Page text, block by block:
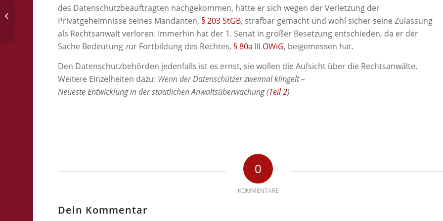
des Datenschutzbeauftragten nachgekommen, hätte er sich wegen der Verletzung der
Privatgeheimnisse seines Mandanten, § 203 StGB, strafbar gemacht und wohl sicher seine Zulassung
als Rechtsanwalt verloren. Immerhin hat der 1. Senat in großer Besetzung entschieden, da er der
Sache Bedeutung zur Fortbildung des Rechtes, § 80a III OWiG, beigemessen hat.
Den Datenschutzbehörden jedenfalls ist es ernst, sie wollen die Aufsicht über die Rechtsanwälte.
Weitere Einzelheiten dazu: Wenn der Datenschützer zweimal klingelt –
Neueste Entwicklung in der staatlichen Anwaltsüberwachung (Teil 2)
0
KOMMENTARE
Dein Kommentar
Nur die Zustellung der Ausfertigung
setzt die Fristen in Lauf